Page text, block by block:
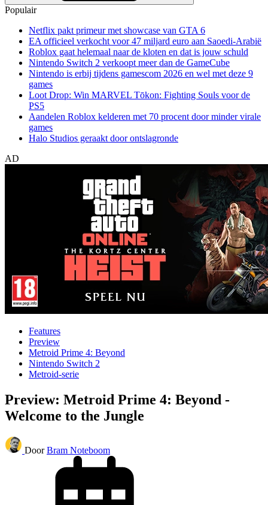
Populair
Netflix pakt primeur met showcase van GTA 6
EA officieel verkocht voor 47 miljard euro aan Saoedi-Arabië
Roblox gaat helemaal naar de kloten en dat is jouw schuld
Nintendo Switch 2 verkoopt meer dan de GameCube
Nintendo is erbij tijdens gamescom 2026 en wel met deze 9
games
Loot Drop: Win MARVEL Tōkon: Fighting Souls voor de
PS5
Aandelen Roblox kelderen met 70 procent door minder virale
games
Halo Studios geraakt door ontslagronde
AD
Features
Preview
Metroid Prime 4: Beyond
Nintendo Switch 2
Metroid-serie
Preview: Metroid Prime 4: Beyond -
Welcome to the Jungle
Door Bram Noteboom